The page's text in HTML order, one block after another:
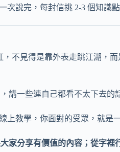
次說完，每封信挑 2-3 個知識
不見得是靠外表走跳江湖，
講一些連自己都看不太下去
上教學，你面對的受眾，就是
家分享有價值的內容；從字